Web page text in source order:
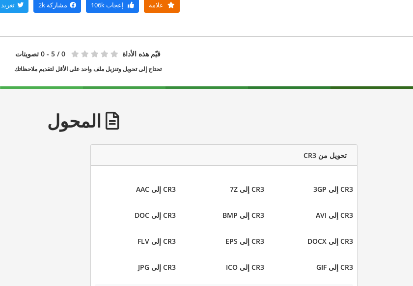
علامة إعجاب مشاركة 2k تغريد
قيّم هذه الأداة 0 / 5 - 0 تصويتات
تحتاج إلى تحويل وتنزيل ملف واحد على الأقل لتقديم ملاحظاتك
المحول
تحويل من CR3
CR3 إلى 3GP CR3 إلى 7Z CR3 إلى AAC
CR3 إلى AVI CR3 إلى BMP CR3 إلى DOC
CR3 إلى DOCX CR3 إلى EPS CR3 إلى FLV
CR3 إلى GIF CR3 إلى ICO CR3 إلى JPG